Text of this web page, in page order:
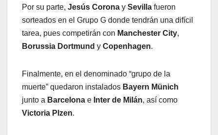
Por su parte, Jesús Corona y Sevilla fueron
sorteados en el Grupo G donde tendrán una difícil
tarea, pues competirán con Manchester City,
Borussia Dortmund y Copenhagen.
Finalmente, en el denominado “grupo de la
muerte” quedaron instalados Bayern Münich
junto a Barcelona e Inter de Milán, así como
Victoria Plzen.